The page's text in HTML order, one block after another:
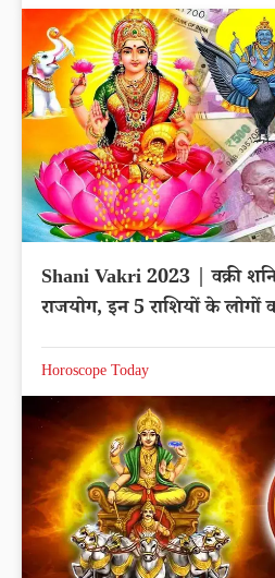
Shani Vakri 2023 | वक्री शनि
राजयोग, इन 5 राशियों के लोगों
Horoscope Today